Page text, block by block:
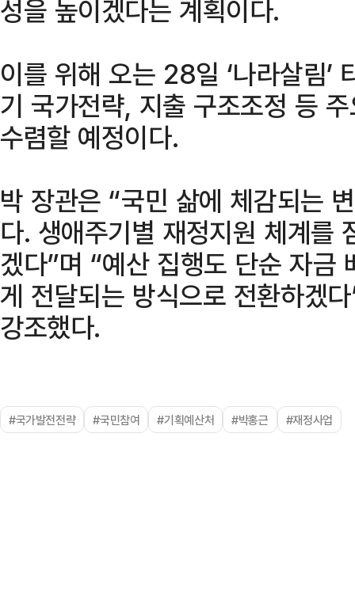
성을 높이겠다는 계획이다.
이를 위해 오는 28일 ‘나라살림’
기 국가전략, 지출 구조조정 등
수렴할 예정이다.
박 장관은 “국민 삶에 체감되는
다. 생애주기별 재정지원 체계를
겠다”며 “예산 집행도 단순 자금
게 전달되는 방식으로 전환하겠
강조했다.
#국가발전전략 #국민참여 #기획예산처 #박홍근 #재정사업